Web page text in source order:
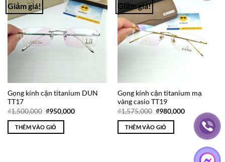
Giảm giá!
Add to
Wishlist
Gọng kính cận titanium DUN
TT17
₫1,500,000 Giá
là:
₫1,500,000.
₫950,000Giá
THÊM VÀO GIỎ
Giảm giá!
Wishlist
Gọng kính cận titanium mạ
vàng casio TT19
₫1,575,000 Giá
là:
₫1,575,000.
₫980,000Giá
hiện
₫980,000.
THÊM VÀO GIỎ